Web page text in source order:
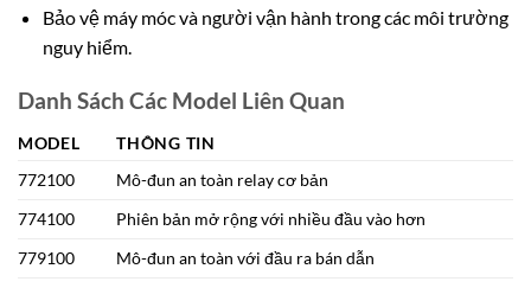
Bảo vệ máy móc và người vận hành trong các môi trường
nguy hiểm.
Danh Sách Các Model Liên Quan
MODEL
THÔNG TIN
772100
Mô-đun an toàn relay cơ bản
774100
Phiên bản mở rộng với nhiều đầu vào hơn
779100
Mô-đun an toàn với đầu ra bán dẫn